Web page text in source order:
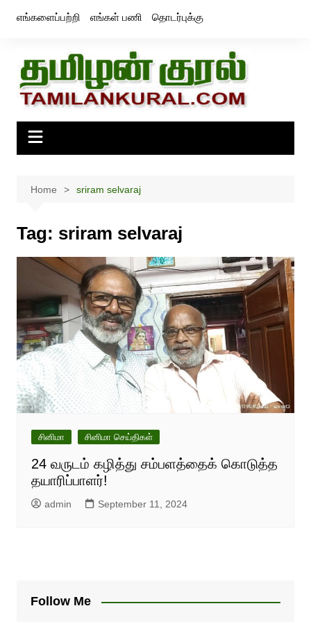
எங்களைப்பற்றி எங்கள் பணி தொடர்புக்கு
Home sriram selvaraj
Tag: sriram selvaraj
சினிமா சினிமா செய்திகள்
24 வருடம் கழித்து சம்பளத்தைக் கொடுத்த
தயாரிப்பாளர்!
admin September 11, 2024
Follow Me